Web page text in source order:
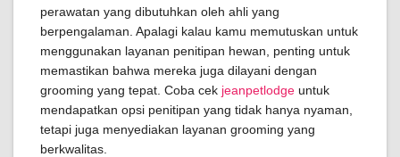
perawatan yang dibutuhkan oleh ahli yang
berpengalaman. Apalagi kalau kamu memutuskan untuk
menggunakan layanan penitipan hewan, penting untuk
memastikan bahwa mereka juga dilayani dengan
grooming yang tepat. Coba cek jeanpetlodge untuk
mendapatkan opsi penitipan yang tidak hanya nyaman,
tetapi juga menyediakan layanan grooming yang
berkwalitas.